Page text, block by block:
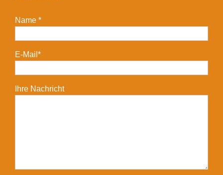
Name *
E-Mail*
Ihre Nachricht